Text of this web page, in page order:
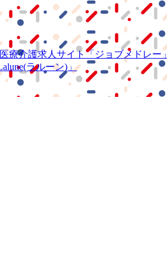
医療介護求人サイト 「ジョブメドレー」
ラルーン)」